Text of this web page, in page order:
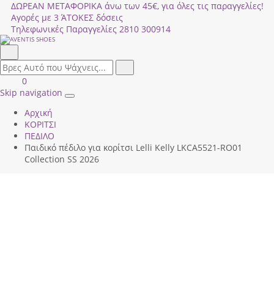
ΔΩΡΕΑΝ ΜΕΤΑΦΟΡΙΚΑ άνω των 45€, για όλες τις παραγγελίες!
Αγορές με 3 ΆΤΟΚΕΣ δόσεις
Τηλεφωνικές Παραγγελίες 2810 300914
field.search
Είσοδος
|
ΚΑΛΑΘΙ
ΑΓΟΡΩΝ
0
Skip navigation
Toggle
Αρχική
ΚΟΡΙΤΣΙ
ΠΕΔΙΛΟ
Παιδικό πέδιλο για κορίτσι Lelli Kelly LΚCΑ5521-RΟ01
Collection SS 2026